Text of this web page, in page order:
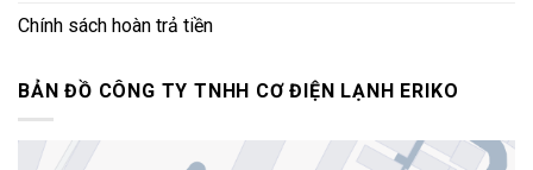
Chính sách hoàn trả tiền
BẢN ĐỒ CÔNG TY TNHH CƠ ĐIỆN LẠNH ERIKO